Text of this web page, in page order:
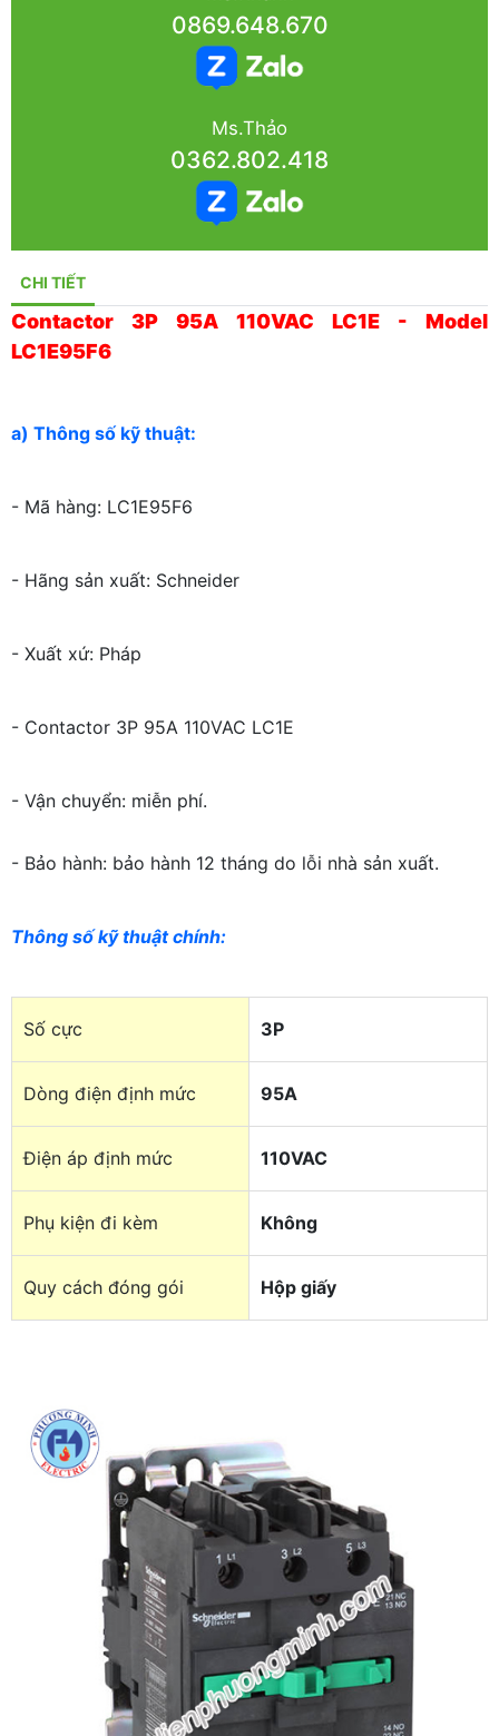
0869.648.670
Ms.Thảo
0362.802.418
CHI TIẾT
Contactor 3P 95A 110VAC LC1E - Model
LC1E95F6
a) Thông số kỹ thuật:
- Mã hàng: LC1E95F6
- Hãng sản xuất: Schneider
- Xuất xứ: Pháp
- Contactor 3P 95A 110VAC LC1E
- Vận chuyển: miễn phí.
- Bảo hành: bảo hành 12 tháng do lỗi nhà sản xuất.
Thông số kỹ thuật chính:
Số cực 3P
Dòng điện định mức 95A
Điện áp định mức 110VAC
Phụ kiện đi kèm Không
Quy cách đóng gói Hộp giấy